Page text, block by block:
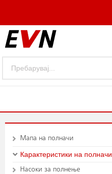
Мапа на полначи
Карактеристики на полначи
Насоки за полнење